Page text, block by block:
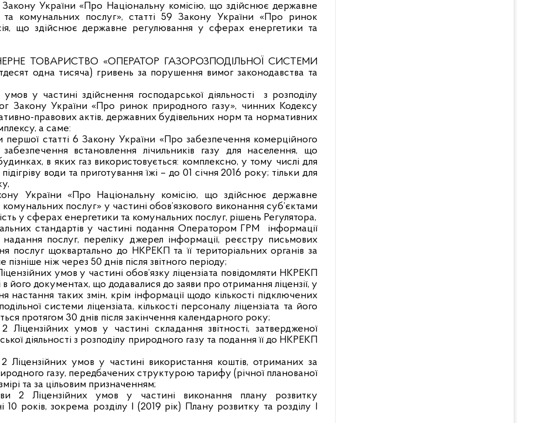
Закону України «Про Національну комісію, що здійснює державне
комунальних послуг», статті 59 Закону України «Про ринок
що здійснює державне регулювання у сферах енергетики та
ТОВАРИСТВО «ОПЕРАТОР ГАЗОРОЗПОДІЛЬНОЇ СИСТЕМИ
одна тисяча) гривень за порушення вимог законодавства та
у частині здійснення господарської діяльності з розподілу
Закону України «Про ринок природного газу», чинних Кодексу
правових актів, державних будівельних норм та нормативних
а саме:
першої статті 6 Закону України «Про забезпечення комерційного
встановлення лічильників газу для населення, що
в яких газ використовується: комплексно, у тому числі для
води та приготування їжі – до 01 січня 2016 року; тільки для
України «Про Національну комісію, що здійснює державне
послуг» у частині обов’язкового виконання суб’єктами
у сферах енергетики та комунальних послуг, рішень Регулятора,
стандартів у частині подання Оператором ГРМ інформації
надання послуг, переліку джерел інформації, реєстру письмових
послуг щоквартально до НКРЕКП та її територіальних органів за
ніж через 50 днів після звітного періоду;
умов у частині обов’язку ліцензіата повідомляти НКРЕКП
в його документах, що додавалися до заяви про отримання ліцензії, у
настання таких змін, крім інформації щодо кількості підключених
системи ліцензіата, кількості персоналу ліцензіата та його
протягом 30 днів після закінчення календарного року;
Ліцензійних умов у частині складання звітності, затвердженої
діяльності з розподілу природного газу та подання її до НКРЕКП
Ліцензійних умов у частині використання коштів, отриманих за
газу, передбачених структурою тарифу (річної планованої
та за цільовим призначенням;
2 Ліцензійних умов у частині виконання плану розвитку
10 років, зокрема розділу I (2019 рік) Плану розвитку та розділу I